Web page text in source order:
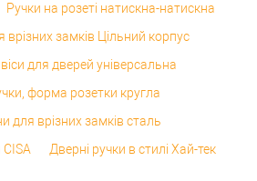
Ручки на розеті натискна-натискна
замків Цільний корпус
для дверей універсальна
форма розетки кругла
для врізних замків сталь
Дверні ручки в стилі Хай-тек